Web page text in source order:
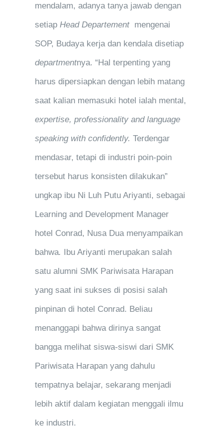
mendalam, adanya tanya jawab dengan
setiap Head Departementmengenai
SOP, Budaya kerja dan kendala disetiap
departmentnya. “Hal terpenting yang
harus dipersiapkan dengan lebih matang
saat kalian memasuki hotel ialah mental,
expertise, professionality and language
speaking with confidently. Terdengar
mendasar, tetapi di industri poin-poin
tersebut harus konsisten dilakukan”
ungkap ibu Ni Luh Putu Ariyanti, sebagai
Learning and Development Manager
hotel Conrad, Nusa Dua menyampaikan
bahwa. Ibu Ariyanti merupakan salah
satu alumni SMK Pariwisata Harapan
yang saat ini sukses di posisi salah
pinpinan di hotel Conrad. Beliau
menanggapi bahwa dirinya sangat
bangga melihat siswa-siswi dari SMK
Pariwisata Harapan yang dahulu
tempatnya belajar, sekarang menjadi
lebih aktif dalam kegiatan menggali ilmu
ke industri.